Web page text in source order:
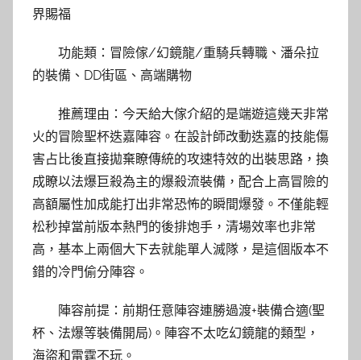
界賜福
功能類：冒險傢/幻鏡龍/重騎兵轉職、潘朵拉
的裝備、DD街區、高端購物
推薦理由：今天給大傢介紹的是端遊這幾天非常
火的冒險聖杯迭嘉陣容。在設計師改動迭嘉的技能傷
害占比後直接拋棄瞭傳統的攻速特效的出裝思路，換
成瞭以法爆巨殺為主的爆殺流裝備，配合上高冒險的
高額屬性加成能打出非常恐怖的瞬間爆發。不僅能輕
松秒掉當前版本熱門的後排炮手，清場效率也非常
高，基本上兩個大下去就能單人滅隊，是這個版本不
錯的冷門偷分陣容。
陣容前提：前期任意陣容連勝過渡+裝備合適(聖
杯、法爆等裝備開局)。陣容不太吃幻鏡龍的類型，
海盜和雷霆不玩。